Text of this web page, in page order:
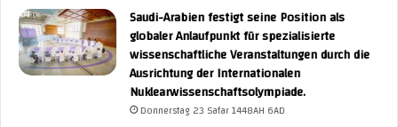
Saudi-Arabien festigt seine Position als
globaler Anlaufpunkt für spezialisierte
wissenschaftliche Veranstaltungen durch die
Ausrichtung der Internationalen
Nuklearwissenschaftsolympiade.
Donnerstag 23 Safar 1448AH 6AD